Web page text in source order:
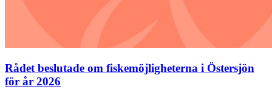
Rådet beslutade om fiskemöjligheterna i Östersjön
för år 2026